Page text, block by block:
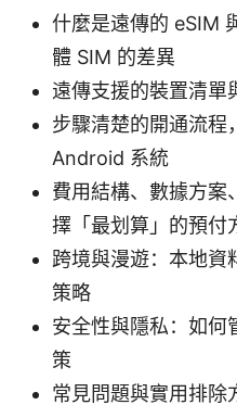
什麼是遠傳的 eSIM
體 SIM 的差異
遠傳支援的裝置清單
步驟清楚的開通流程
Android 系統
費用結構、數據方案
擇「最划算」的預付
跨境與漫遊：本地資
策略
安全性與隱私：如何
策
常見問題與實用排除